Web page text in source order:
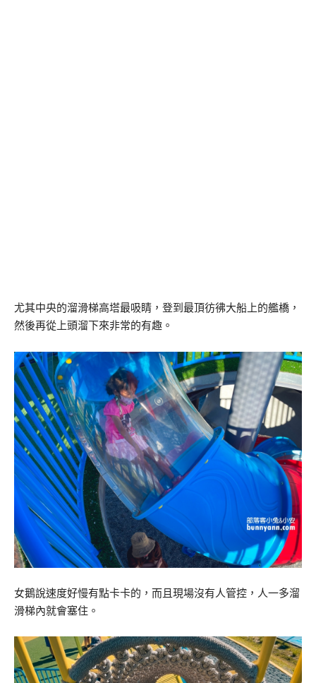
尤其中央的溜滑梯高塔最吸睛，登到最頂彷彿大船上的艦橋，
然後再從上頭溜下來非常的有趣。
女鵝說速度好慢有點卡卡的，而且現場沒有人管控，人一多溜
滑梯內就會塞住。